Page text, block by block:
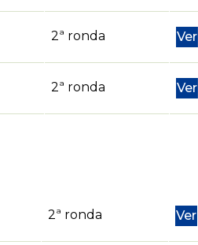
2ª ronda Ver
2ª ronda Ver
2ª ronda Ver